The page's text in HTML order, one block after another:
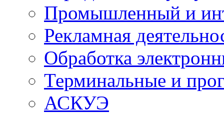
Промышленный и
Рекламная
Обработка
Терминальные и
АСКУЭ